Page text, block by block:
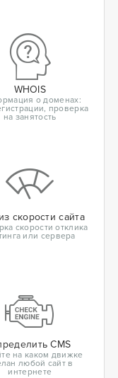
WHOIS
о доменах:
проверка
на занятость
скорости сайта
скорости отклика
или сервера
CMS
на каком движке
любой сайт в
интернете